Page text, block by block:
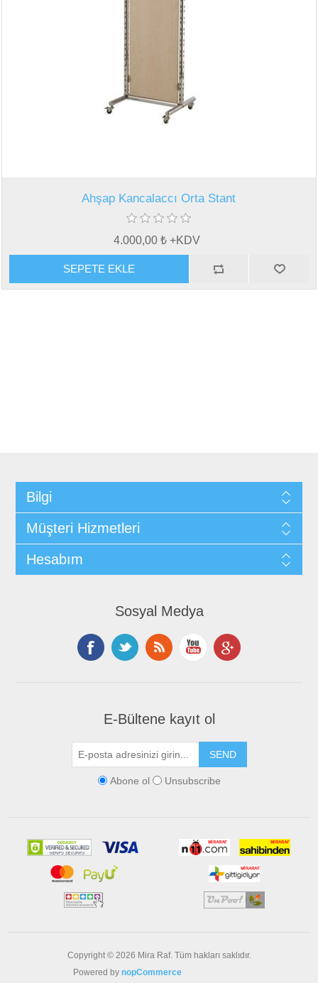
Ahşap Kancalaccı Orta Stant
4.000,00 ₺ +KDV
Bilgi
Müşteri Hizmetleri
Hesabım
Sosyal Medya
E-Bültene kayıt ol
Abone ol Unsubscribe
Copyright © 2026 Mira Raf. Tüm hakları saklıdır.
Powered by nopCommerce